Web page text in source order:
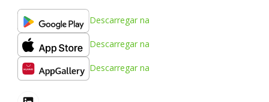
Descarregar na
Descarregar na
Descarregar na